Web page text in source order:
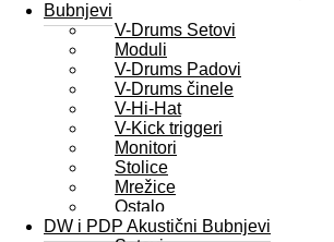
Bubnjevi
V-Drums Setovi
Moduli
V-Drums Padovi
V-Drums činele
V-Hi-Hat
V-Kick triggeri
Monitori
Stolice
Mrežice
Ostalo
DW i PDP Akustični Bubnjevi